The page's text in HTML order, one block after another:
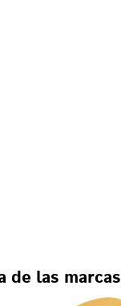
de las marcas